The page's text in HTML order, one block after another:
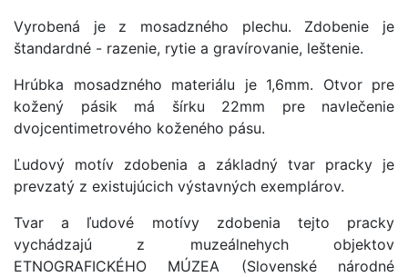
Vyrobená je z mosadzného plechu. Zdobenie je
štandardné - razenie, rytie a gravírovanie, leštenie.
Hrúbka mosadzného materiálu je 1,6mm. Otvor pre
kožený pásik má šírku 22mm pre navlečenie
dvojcentimetrového koženého pásu.
Ľudový motív zdobenia a základný tvar pracky je
prevzatý z existujúcich výstavných exemplárov.
Tvar a ľudové motívy zdobenia tejto pracky
vychádzajú z muzeálnehych objektov
ETNOGRAFICKÉHO MÚZEA (Slovenské národné